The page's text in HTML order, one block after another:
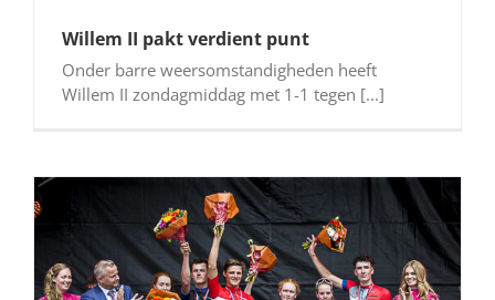
Willem II pakt verdient punt
Onder barre weersomstandigheden heeft
Willem II zondagmiddag met 1-1 tegen [...]